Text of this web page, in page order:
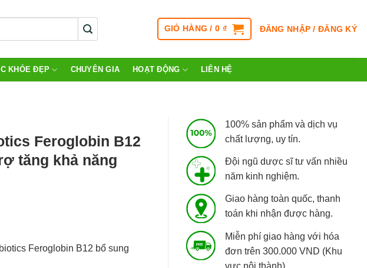
GIỎ HÀNG /0 ₫ ĐĂNG NHẬP / ĐĂNG KÝ
KHỎE ĐẸP CHUYÊN GIA HOẠT ĐỘNG LIÊN HỆ
100% sản phẩm và dịch vụ
chất lượng, uy tín.
Đội ngũ dược sĩ tư vấn nhiều
năm kinh nghiệm.
Giao hàng toàn quốc, thanh
toán khi nhận được hàng.
Miễn phí giao hàng với hóa
đơn trên 300.000 VND (Khu
vực nội thành).
Feroglobin B12
tăng khả năng
Feroglobin B12 bổ sung